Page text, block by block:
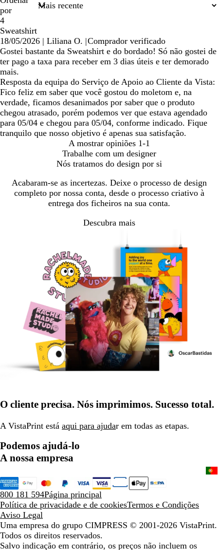
pesquisa
por
4
Sweatshirt
18/05/2026 | Liliana O. |Comprador verificado
Gostei bastante da Sweatshirt e do bordado! Só não gostei de
ter pago a taxa para receber em 3 dias úteis e ter demorado
mais.
Resposta da equipa do Serviço de Apoio ao Cliente da Vista:
Fico feliz em saber que você gostou do moletom e, na
verdade, ficamos desanimados por saber que o produto
chegou atrasado, porém podemos ver que estava agendado
para 05/04 e chegou para 05/04, conforme indicado. Fique
tranquilo que nosso objetivo é apenas sua satisfação.
A mostrar opiniões 1-1
Trabalhe com um designer
Nós tratamos do design por si
Acabaram-se as incertezas. Deixe o processo de design
completo por nossa conta, desde o processo criativo à
entrega dos ficheiros na sua conta.
Descubra mais
O cliente precisa. Nós imprimimos. Sucesso total.
A VistaPrint está aqui para ajudar em todas as etapas.
Podemos ajudá-lo
A nossa empresa
800 181 594Página principal
Política de privacidade e de cookiesTermos e Condições
Aviso Legal
Uma empresa do grupo CIMPRESS © 2001-2026 VistaPrint.
Todos os direitos reservados.
Salvo indicação em contrário, os preços não incluem os